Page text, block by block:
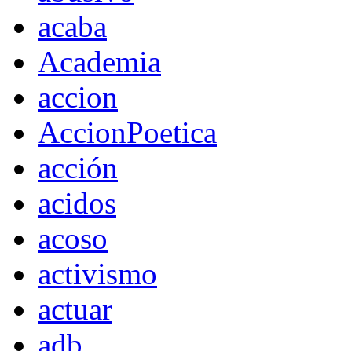
acaba
Academia
accion
AccionPoetica
acción
acidos
acoso
activismo
actuar